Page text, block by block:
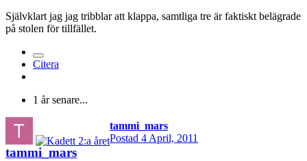
Självklart jag jag tribblar att klappa, samtliga tre är faktiskt belägrade
på stolen för tillfället.
Citera
1 år senare...
tammi_mars
Postad 4 April, 2011
tammi_mars